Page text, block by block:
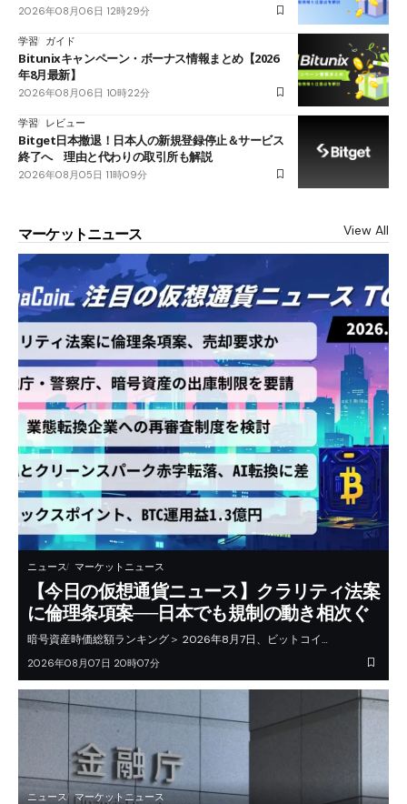
2026年08月06日 12時29分
学習 ガイド
Bitunixキャンペーン・ボーナス情報まとめ【2026
年8月最新】
2026年08月06日 10時22分
学習 レビュー
Bitget日本撤退！日本人の新規登録停止＆サービス
終了へ 理由と代わりの取引所も解説
2026年08月05日 11時09分
マーケットニュース View All
ニュース マーケットニュース
【今日の仮想通貨ニュース】クラリティ法案
に倫理条項案──日本でも規制の動き相次ぐ
暗号資産時価総額ランキング＞ 2026年8月7日、ビットコイ…
2026年08月07日 20時07分
ニュース マーケットニュース